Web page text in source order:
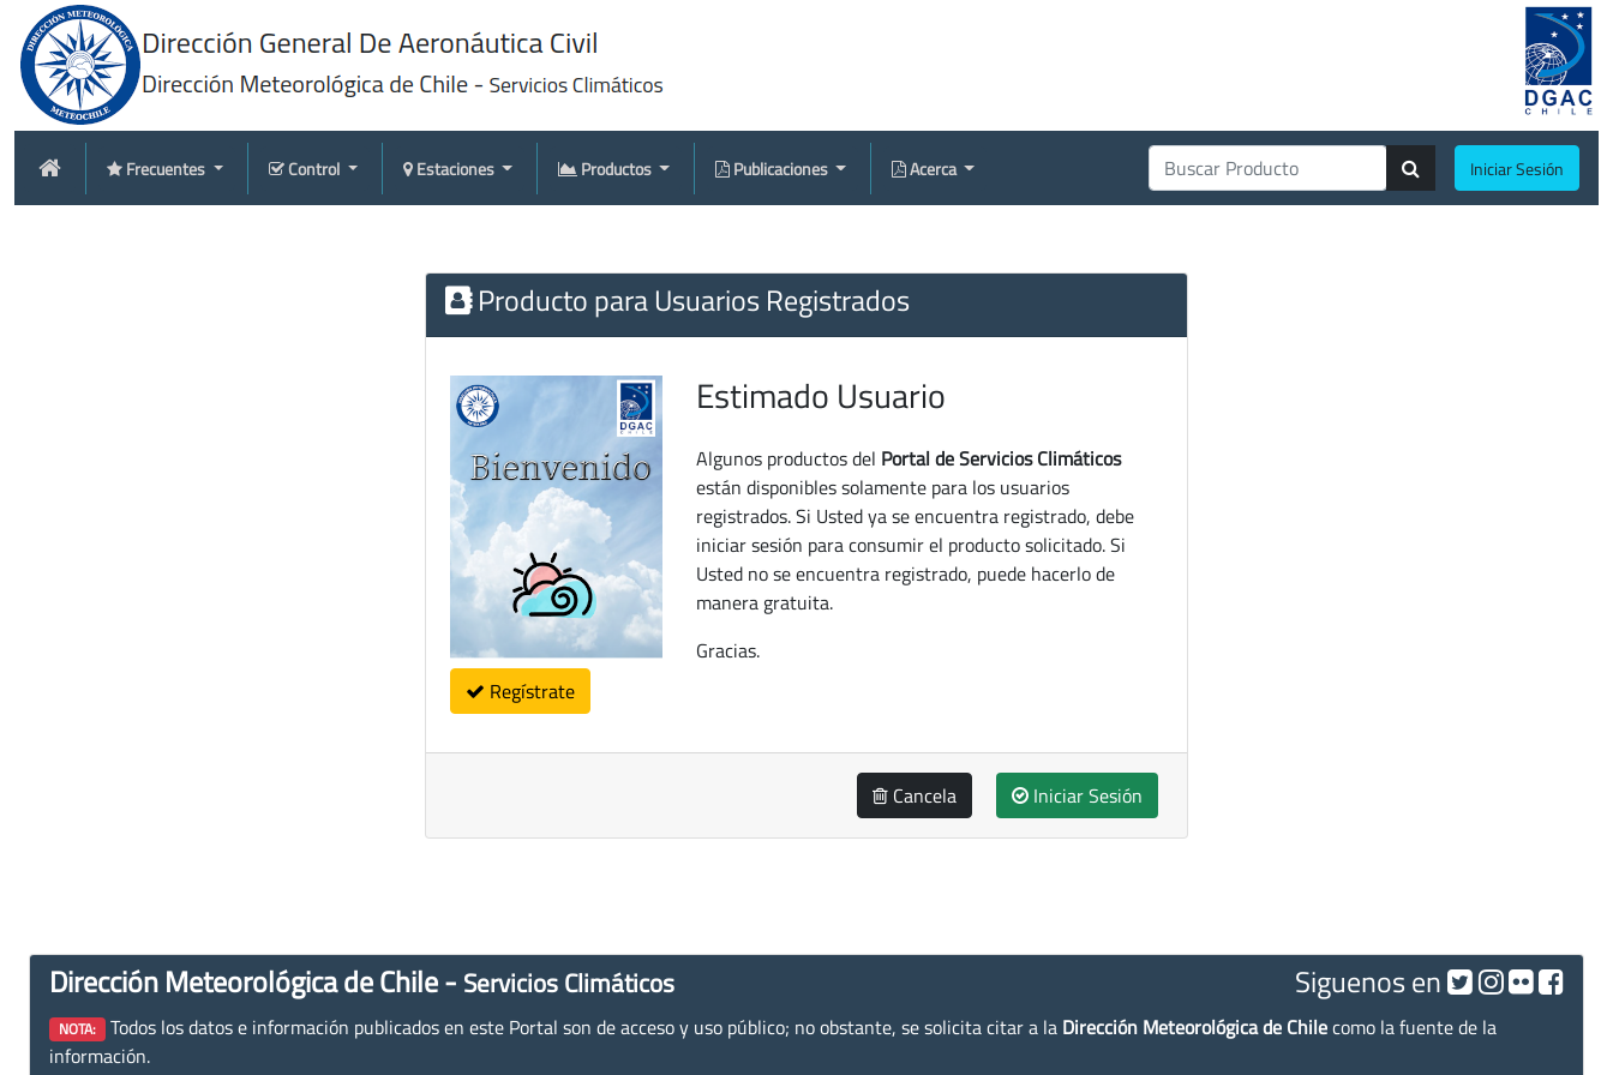
Frecuentes Control Estaciones Productos Publicaciones Acerca Iniciar Sesión
Producto para Usuarios Registrados
Regístrate
Estimado Usuario
Algunos productos del Portal de Servicios Climáticos
están disponibles solamente para los usuarios
registrados. Si Usted ya se encuentra registrado, debe
iniciar sesión para consumir el producto solicitado. Si
Usted no se encuentra registrado, puede hacerlo de
manera gratuita.
Gracias.
Cancela Iniciar Sesión
Dirección Meteorológica de Chile - Servicios Climáticos Siguenos en
NOTA: Todos los datos e información publicados en este Portal son de acceso y uso público; no obstante, se solicita citar a la Dirección Meteorológica de Chilecomo la fuente de la
información.